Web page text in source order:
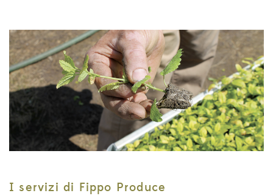
I servizi di Fippo Produce